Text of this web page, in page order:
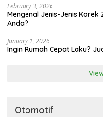
February 3, 2026
Mengenal Jenis-Jenis Korek
Anda?
January 1, 2026
Ingin Rumah Cepat Laku?
Otomotif